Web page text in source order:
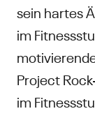
sein hartes
im
Project
im